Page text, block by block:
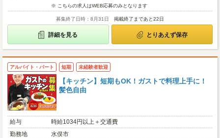
※ こちらの求人はWEB応募のみとなります
募集終了日時：8月31日 掲載終了まであと22日
詳細を見る とりあえず保存
アルバイト・パート 短期 未経験者歓迎
【キッチン】短期もOK！ガストで料理上手に！
髪色自由
給与
時給1034円以上＋交通費
勤務地
水俣市